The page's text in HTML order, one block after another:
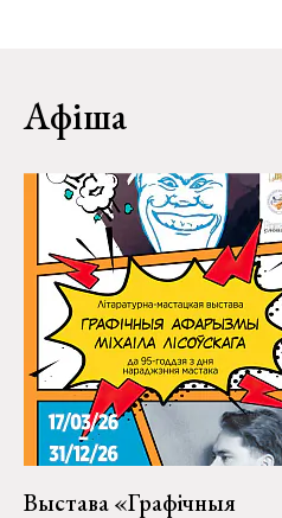
Афіша
Выстава «Графічныя